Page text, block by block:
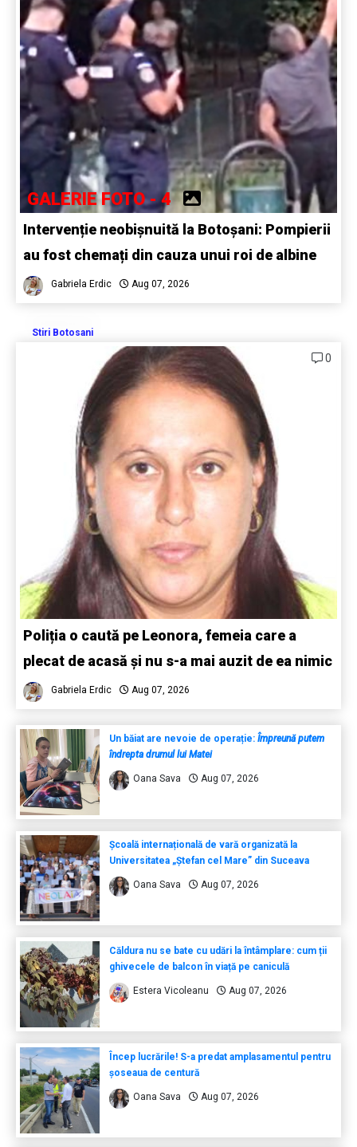
GALERIE FOTO - 4
Intervenție neobișnuită la Botoșani: Pompierii
au fost chemați din cauza unui roi de albine
Gabriela Erdic Aug 07, 2026
Stiri Botosani
0
Poliția o caută pe Leonora, femeia care a
plecat de acasă și nu s-a mai auzit de ea nimic
Gabriela Erdic Aug 07, 2026
Un băiat are nevoie de operație: Împreună putem
îndrepta drumul lui Matei
Oana Sava Aug 07, 2026
Școală internațională de vară organizată la
Universitatea „Ștefan cel Mare” din Suceava
Oana Sava Aug 07, 2026
Căldura nu se bate cu udări la întâmplare: cum ții
ghivecele de balcon în viață pe caniculă
Estera Vicoleanu Aug 07, 2026
Încep lucrările! S-a predat amplasamentul pentru
șoseaua de centură
Oana Sava Aug 07, 2026